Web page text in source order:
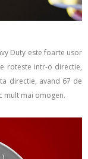
Duty este foarte usor
roteste intr-o directie,
directie, avand 67 de
mult mai omogen.